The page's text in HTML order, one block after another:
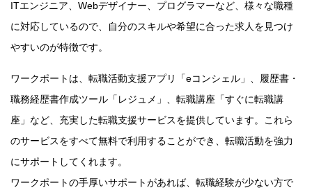
ITエンジニア、Webデザイナー、プログラマーなど、様々な職種
に対応しているので、自分のスキルや希望に合った求人を見つけ
やすいのが特徴です。
ワークポートは、転職活動支援アプリ「eコンシェル」、履歴書・
職務経歴書作成ツール「レジュメ」、転職講座「すぐに転職講
座」など、充実した転職支援サービスを提供しています。これら
のサービスをすべて無料で利用することができ、転職活動を強力
にサポートしてくれます。
ワークポートの手厚いサポートがあれば、転職経験が少ない方で